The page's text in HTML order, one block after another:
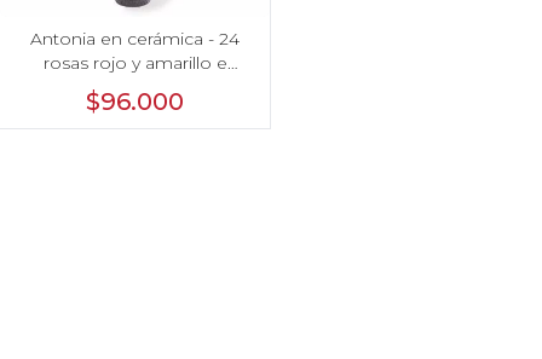
Antonia en cerámica - 24
rosas rojo y amarillo e
hypericum
$96.000